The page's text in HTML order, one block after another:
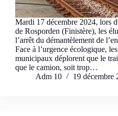
Mardi 17 décembre 2024, lors
de Rosporden (Finistère), les
l’arrêt du démantèlement de
Face à l’urgence écologique,
municipaux déplorent que le
que le camion, soit trop…
Adm 10
19 décembre